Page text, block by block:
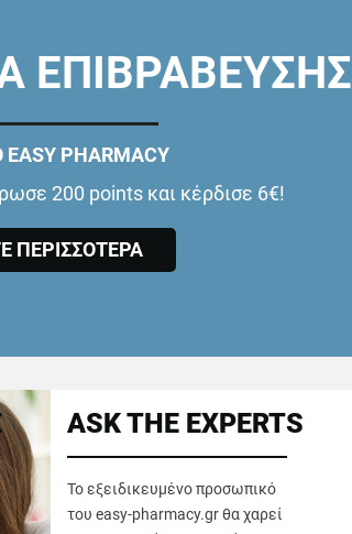
ΕΠΙΒΡΑΒΕΥΣΗΣ
PHARMACY
200 points και κέρδισε 6€!
ΠΕΡΙΣΣΟΤΕΡΑ
ASK THE EXPERTS
Το εξειδικευμένο προσωπικό
του easy-pharmacy.gr θα χαρεί